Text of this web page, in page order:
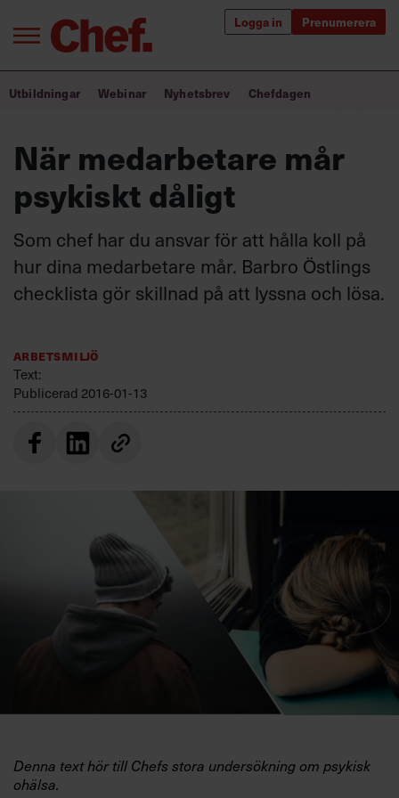
Logga in Prenumerera
Om oss
Kundservice
Villkor och policy för
personuppgiftsbehandling
Bra ledare förändrar världen
Utbildning för ledare
Chefakademin+
Populära utbildningar
Utbildningar Webinar Nyhetsbrev Chefdagen
När medarbetare mår
psykiskt dåligt
Som chef har du ansvar för att hålla koll på
hur dina medarbetare mår. Barbro Östlings
checklista gör skillnad på att lyssna och lösa.
Arbetsmiljö
Text:
Publicerad 2016-01-13
Denna text hör till Chefs stora undersökning om psykisk
ohälsa.